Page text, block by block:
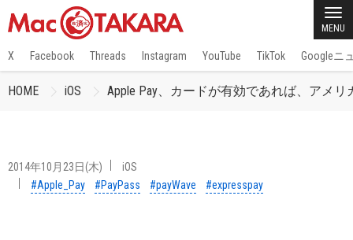
MENU
X Facebook Threads Instagram YouTube TikTok Googleニ
HOME iOS Apple Pay、カードが有効であれば、アメリ
2014年10月23日(木)
iOS
#Apple_Pay
#PayPass #payWave #expresspay